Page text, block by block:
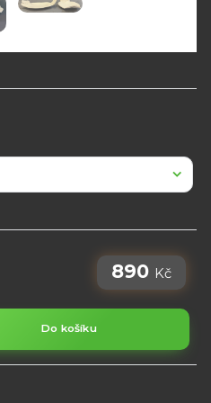
890 Kč
Do košíku